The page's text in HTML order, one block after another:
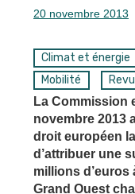
20 novembre 2013
Climat et énergie
Mobilité
La Commission
novembre 2013
droit européen
d’attribuer une
millions d’euros
Grand Ouest